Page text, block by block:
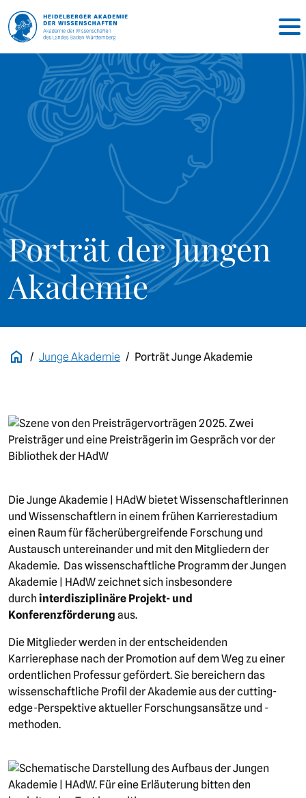
Porträt der Jungen
Akademie
Junge Akademie Porträt Junge Akademie
Die Junge Akademie | HAdW bietet Wissenschaftlerinnen
und Wissenschaftlern in einem frühen Karrierestadium
einen Raum für fächerübergreifende Forschung und
Austausch untereinander und mit den Mitgliedern der
Akademie. Das wissenschaftliche Programm der Jungen
Akademie | HAdW zeichnet sich insbesondere
durch interdisziplinäre Projekt- und
Konferenzförderung aus.
Die Mitglieder werden in der entscheidenden
Karrierephase nach der Promotion auf dem Weg zu einer
ordentlichen Professur gefördert. Sie bereichern das
wissenschaftliche Profil der Akademie aus der cutting-
edge-Perspektive aktueller Forschungsansätze und -
methoden.
Bild
Bild